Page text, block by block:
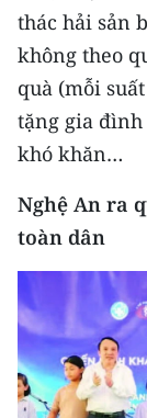
Nguyên
Đông Nam Bộ
Đồng bằng
Chuyên
CHUYÊN ĐỀ
CÁC CHUYÊN
VỀ BÁO NHÂN
thác hải sản
không theo
quà (mỗi
tặng gia
khó khăn…
Nghệ An ra
toàn dân